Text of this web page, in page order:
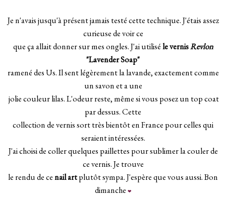
Je n'avais jusqu'à présent jamais testé cette technique. J'étais assez
curieuse de voir ce
que ça allait donner sur mes ongles. J'ai utiliséle vernisRevlon
"Lavender Soap"
ramené des Us. Il sent légèrement la lavande, exactement comme
un savon et a une
jolie couleur lilas. L'odeur reste, même si vous posez un top coat
par dessus. Cette
collection de vernis sort très bientôt en France pour celles qui
seraient intéressées.
J'ai choisi de coller quelques paillettes pour sublimer la couler de
ce vernis. Je trouve
le rendu de cenail artplutôt sympa. J'espère que vous aussi. Bon
dimanche ❤